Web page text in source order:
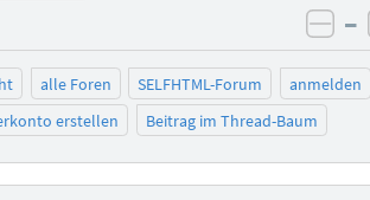
–
alle Foren SELFHTML-Forum
anmelden
erstellen
Beitrag im Thread-Baum